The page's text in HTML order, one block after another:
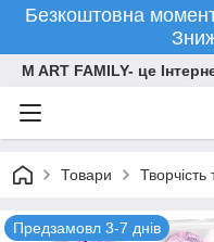
Безкоштовна
M ART FAMILY- це
Товари Творчiсть
Предзамовл 3-7 днів